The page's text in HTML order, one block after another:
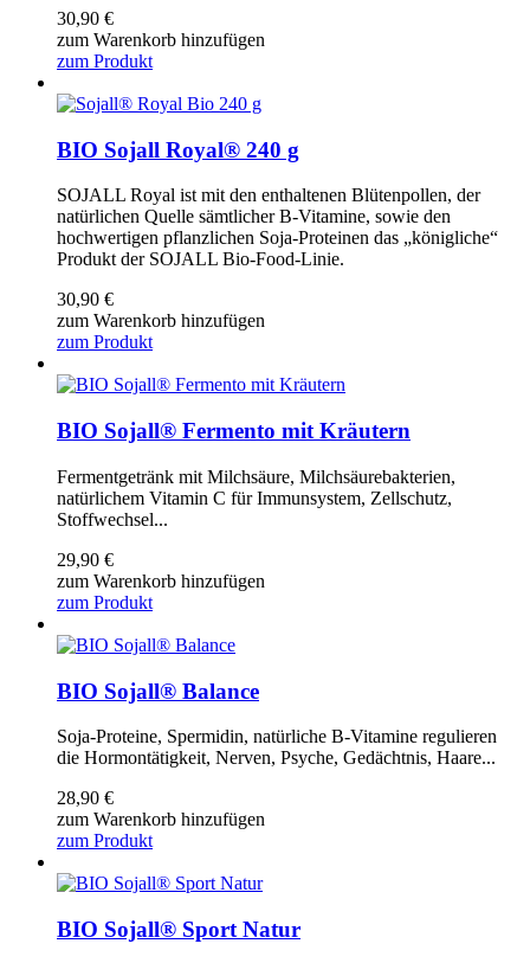
30,90 €
zum Warenkorb hinzufügen
zum Produkt
BIO Sojall Royal® 240 g
SOJALL Royal ist mit den enthaltenen Blütenpollen, der
natürlichen Quelle sämtlicher B-Vitamine, sowie den
hochwertigen pflanzlichen Soja-Proteinen das „königliche“
Produkt der SOJALL Bio-Food-Linie.
30,90 €
zum Warenkorb hinzufügen
zum Produkt
BIO Sojall® Fermento mit Kräutern
Fermentgetränk mit Milchsäure, Milchsäurebakterien,
natürlichem Vitamin C für Immunsystem, Zellschutz,
Stoffwechsel...
29,90 €
zum Warenkorb hinzufügen
zum Produkt
BIO Sojall® Balance
Soja-Proteine, Spermidin, natürliche B-Vitamine regulieren
die Hormontätigkeit, Nerven, Psyche, Gedächtnis, Haare...
28,90 €
zum Warenkorb hinzufügen
zum Produkt
BIO Sojall® Sport Natur